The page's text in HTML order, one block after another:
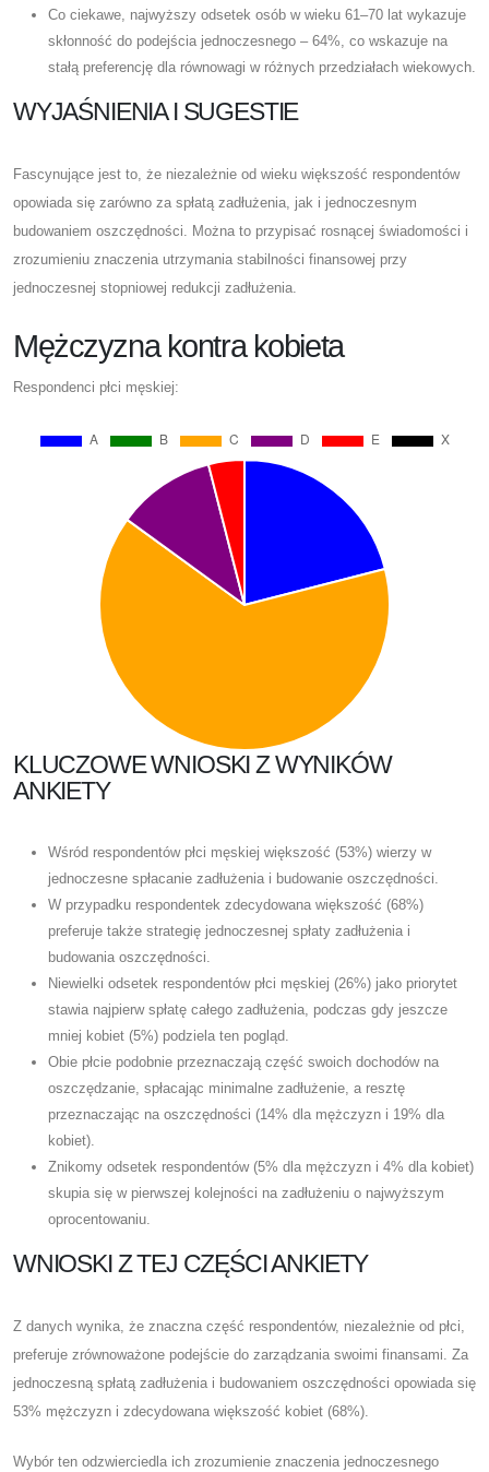
Co ciekawe, najwyższy odsetek osób w wieku 61–70 lat wykazuje
skłonność do podejścia jednoczesnego – 64%, co wskazuje na
stałą preferencję dla równowagi w różnych przedziałach wiekowych.
WYJAŚNIENIA I SUGESTIE
Fascynujące jest to, że niezależnie od wieku większość respondentów
opowiada się zarówno za spłatą zadłużenia, jak i jednoczesnym
budowaniem oszczędności. Można to przypisać rosnącej świadomości i
zrozumieniu znaczenia utrzymania stabilności finansowej przy
jednoczesnej stopniowej redukcji zadłużenia.
Mężczyzna kontra kobieta
Respondenci płci męskiej:
KLUCZOWE WNIOSKI Z WYNIKÓW
ANKIETY
Wśród respondentów płci męskiej większość (53%) wierzy w
jednoczesne spłacanie zadłużenia i budowanie oszczędności.
W przypadku respondentek zdecydowana większość (68%)
preferuje także strategię jednoczesnej spłaty zadłużenia i
budowania oszczędności.
Niewielki odsetek respondentów płci męskiej (26%) jako priorytet
stawia najpierw spłatę całego zadłużenia, podczas gdy jeszcze
mniej kobiet (5%) podziela ten pogląd.
Obie płcie podobnie przeznaczają część swoich dochodów na
oszczędzanie, spłacając minimalne zadłużenie, a resztę
przeznaczając na oszczędności (14% dla mężczyzn i 19% dla
kobiet).
Znikomy odsetek respondentów (5% dla mężczyzn i 4% dla kobiet)
skupia się w pierwszej kolejności na zadłużeniu o najwyższym
oprocentowaniu.
WNIOSKI Z TEJ CZĘŚCI ANKIETY
Z danych wynika, że ​​znaczna część respondentów, niezależnie od płci,
preferuje zrównoważone podejście do zarządzania swoimi finansami. Za
jednoczesną spłatą zadłużenia i budowaniem oszczędności opowiada się
53% mężczyzn i zdecydowana większość kobiet (68%).
Wybór ten odzwierciedla ich zrozumienie znaczenia jednoczesnego